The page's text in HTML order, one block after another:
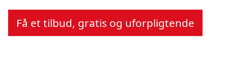
Få et tilbud, gratis og uforpligtende